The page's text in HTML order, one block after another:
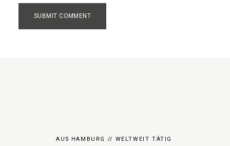
AUS HAMBURG // WELTWEIT TÄTIG